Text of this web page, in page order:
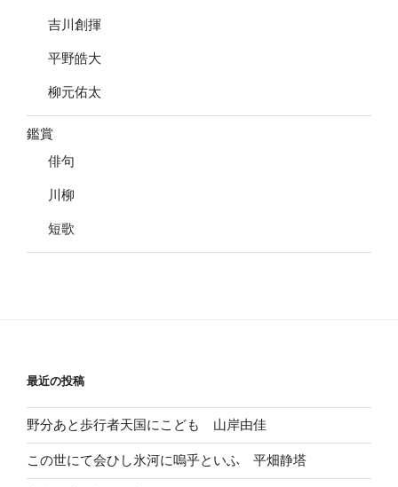
吉川創揮
平野皓大
柳元佑太
鑑賞
俳句
川柳
短歌
最近の投稿
野分あと歩行者天国にこども 山岸由佳
この世にて会ひし氷河に嗚乎といふ 平畑静塔